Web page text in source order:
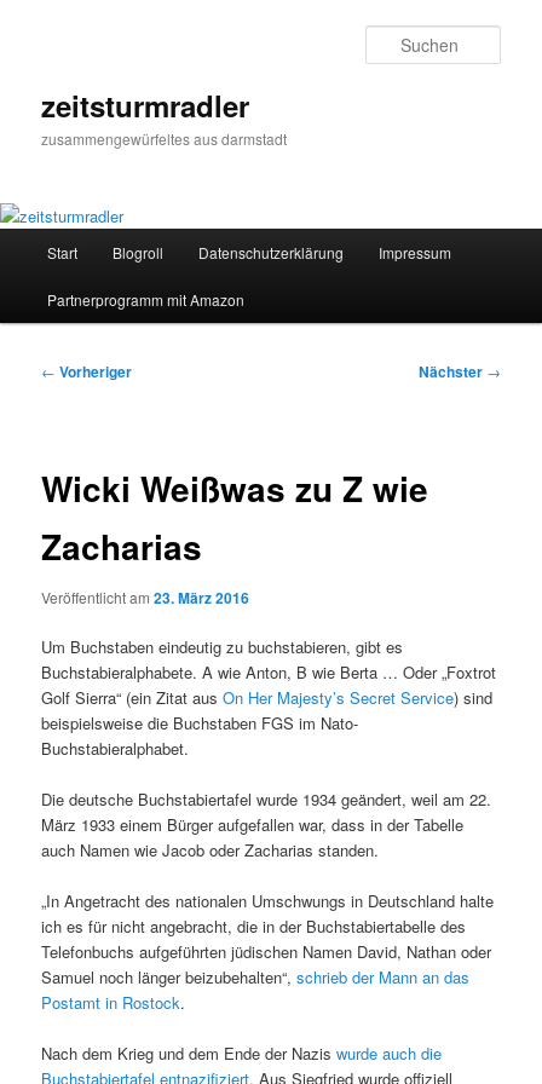
zeitsturmradler
zusammengewürfeltes aus darmstadt
Start Blogroll Datenschutzerklärung Impressum
Partnerprogramm mit Amazon
Beitragsnavigation
← Vorheriger Nächster →
Wicki Weißwas zu Z wie
Zacharias
Veröffentlicht am23. März 2016
Um Buchstaben eindeutig zu buchstabieren, gibt es
Buchstabieralphabete. A wie Anton, B wie Berta … Oder „Foxtrot
Golf Sierra“ (ein Zitat ausOn Her Majesty’s Secret Service) sind
beispielsweise die Buchstaben FGS im Nato-
Buchstabieralphabet.
Die deutsche Buchstabiertafel wurde 1934 geändert, weilam 22.
März 1933 einem Bürger aufgefallen war, dass in der Tabelle
auch Namen wie Jacob oder Zacharias standen.
„In Angetracht des nationalen Umschwungs in Deutschland halte
ich es für nicht angebracht, die in der Buchstabiertabelle des
Telefonbuchs aufgeführten jüdischen Namen David, Nathan oder
Samuel noch länger beizubehalten“,schrieb der Mann an das
Postamt in Rostock.
Nach dem Krieg und dem Ende der Naziswurde auch die
Buchstabiertafel entnazifiziert. Aus Siegfried wurde offiziell